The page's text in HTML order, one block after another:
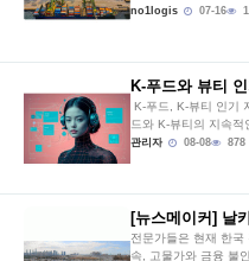
성 사업을 추진…
no1logis 07-16
K-푸드, K-뷰티 인기
드와 K-뷰티의 지속
전망은 밝고 어두운 그
관리자 08-08 878
전문가들은 현재 한
속, 고물가와 금융 불